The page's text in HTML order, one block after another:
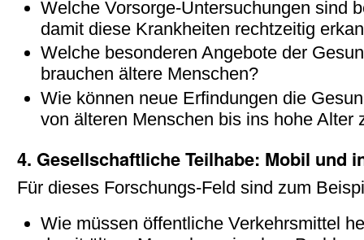
Welche Vorsorge-Untersuchungen sind
damit diese Krankheiten rechtzeitig
Welche besonderen Angebote der
brauchen ältere Menschen?
Wie können neue Erfindungen die
von älteren Menschen bis ins hohe Alter
4. Gesellschaftliche Teilhabe: Mobil und
Für dieses Forschungs-Feld sind zum
Wie müssen öffentliche Verkehrsmittel